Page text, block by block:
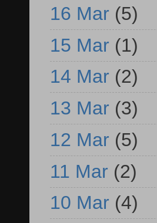
16 Mar (5)
15 Mar (1)
14 Mar (2)
13 Mar (3)
12 Mar (5)
11 Mar (2)
10 Mar (4)